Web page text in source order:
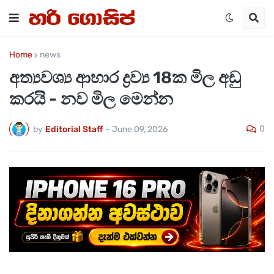
Home news
අත්‍යවශ්‍ය ආහාර ද්‍රව්‍ය 18ක මිල අඩු
කරයි - නව මිල මෙන්න
by Editorial Staff - June 09, 2026 0